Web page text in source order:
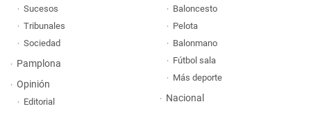
Sucesos
Tribunales
Sociedad
Pamplona
Opinión
Editorial
Baloncesto
Pelota
Balonmano
Fútbol sala
Más deporte
Nacional